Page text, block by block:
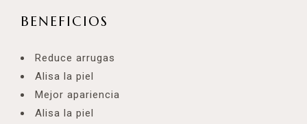
BENEFICIOS
Reduce arrugas
Alisa la piel
Mejor apariencia
Alisa la piel